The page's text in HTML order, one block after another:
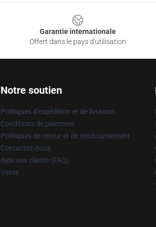
Garantie internationale
Offert dans le pays d'utilisation
Notre soutien
Politiques d'expédition et de livraison
Conditions de paiement
Politiques de retour et de remboursement
Contactez-nous
Aide aux clients (FAQ)
Vente